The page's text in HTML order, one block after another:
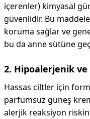
içerenler) kimyasal
güvenlidir. Bu
koruma sağlar ve
bu da anne sütüne
2. Hipoalerjenik
Hassas ciltler için
parfümsüz güneş
alerjik reaksiyon